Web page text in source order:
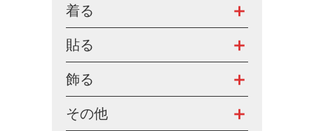
着る
貼る
飾る
その他